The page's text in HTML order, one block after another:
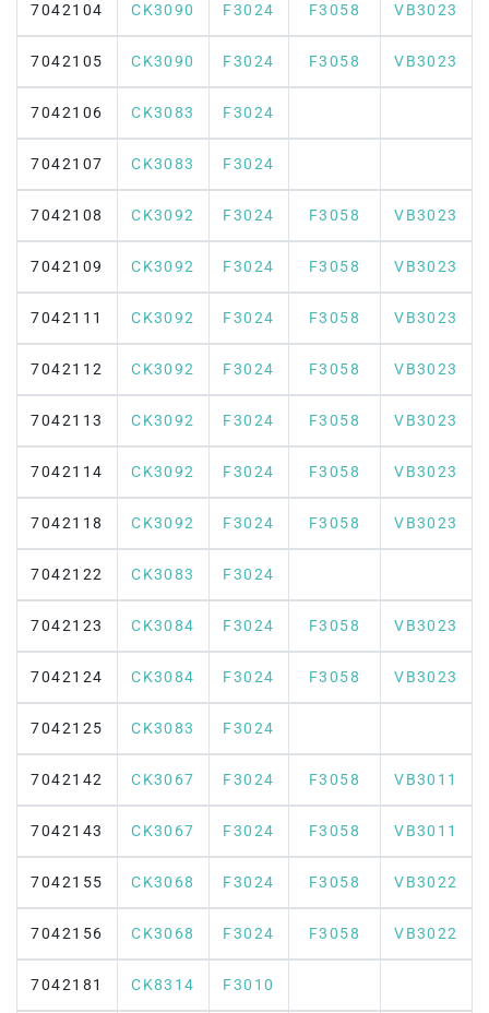
7042104 CK3090 F3024 F3058 VB3023
7042105 CK3090 F3024 F3058 VB3023
7042106 CK3083 F3024
7042107 CK3083 F3024
7042108 CK3092 F3024 F3058 VB3023
7042109 CK3092 F3024 F3058 VB3023
7042111 CK3092 F3024 F3058 VB3023
7042112 CK3092 F3024 F3058 VB3023
7042113 CK3092 F3024 F3058 VB3023
7042114 CK3092 F3024 F3058 VB3023
7042118 CK3092 F3024 F3058 VB3023
7042122 CK3083 F3024
7042123 CK3084 F3024 F3058 VB3023
7042124 CK3084 F3024 F3058 VB3023
7042125 CK3083 F3024
7042142 CK3067 F3024 F3058 VB3011
7042143 CK3067 F3024 F3058 VB3011
7042155 CK3068 F3024 F3058 VB3022
7042156 CK3068 F3024 F3058 VB3022
7042181 CK8314 F3010